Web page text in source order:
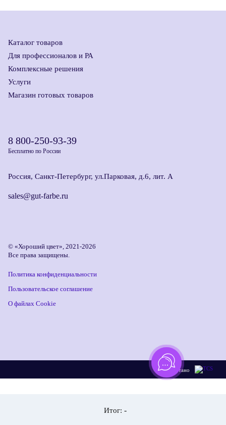
Итог: -
Каталог товаров
Для профессионалов и РА
Комплексные решения
Услуги
Магазин готовых товаров
8 800-250-93-39
Бесплатно по России
Россия, Санкт-Петербург, ул.Парковая, д.6, лит. А
sales@gut-farbe.ru
© «Хороший цвет», 2021-2026
Все права защищены.
Политика конфиденциальности
Пользовательское соглашение
О файлах Cookie
Разработано